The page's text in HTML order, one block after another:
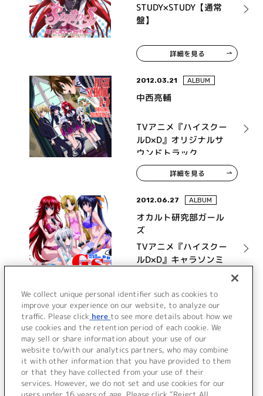
STUDY×STUDY【通常
盤】
詳細を見る
2012.03.21 ALBUM
中西亮輔
TVアニメ『ハイスクー
ルD×D』オリジナルサ
ウンドトラック
詳細を見る
2012.06.27 ALBUM
オカルト研究部ガール
ズ
TVアニメ『ハイスクー
ルD×D』キャラソンミ
詳細を見る
VIEW MORE
We collect unique personal identifier such as cookies to
improve your experience on our website, to analyze our
traffic. Please click here to see more details about how we
use cookies and the retention period of each cookie. We
may sell or share information about your use of our
website to/with our analytics partners, who may combine
it with other information that you have provided to them
or that they have collected from your use of their
services. However, we do not set and use cookies for our